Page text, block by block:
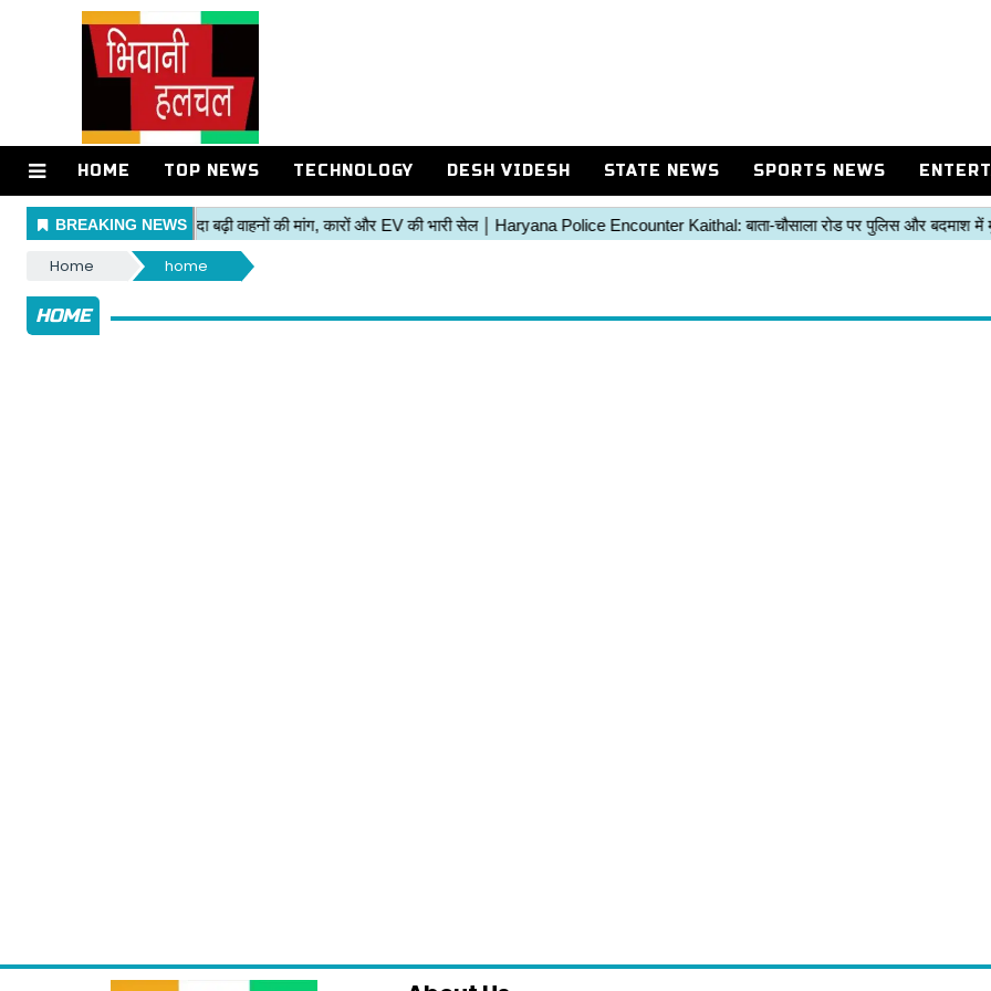
HOME TOP NEWS TECHNOLOGY DESH VIDESH STATE NEWS SPORTS NEWS
Home home
HOME